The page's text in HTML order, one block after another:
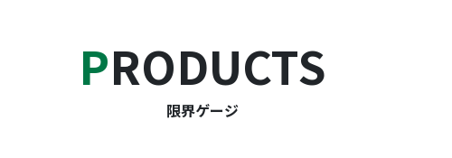
PRODUCTS
限界ゲージ